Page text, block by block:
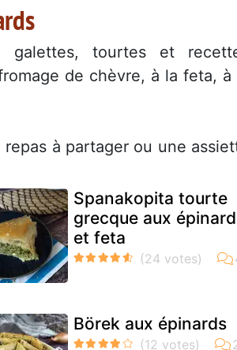
galettes, tourtes et
de chèvre, à la feta, à
à partager ou une
Spanakopita tourte
grecque aux
et feta
Börek aux épinards